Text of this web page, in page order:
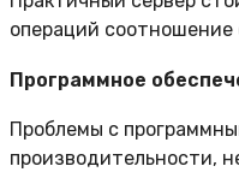
операций соотношение
Программное
Проблемы с
производительности,